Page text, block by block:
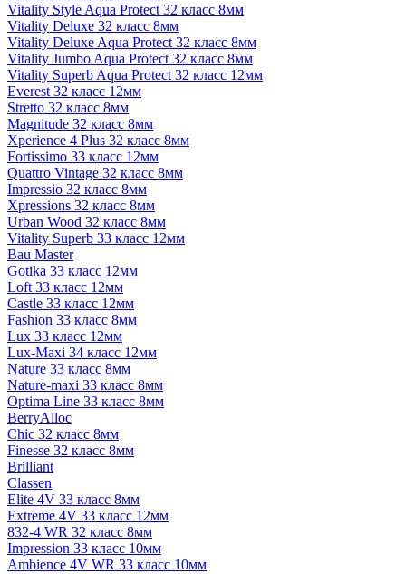
Vitality Style Aqua Protect 32 класс 8мм
Vitality Deluxe 32 класс 8мм
Vitality Deluxe Aqua Protect 32 класс 8мм
Vitality Jumbo Aqua Protect 32 класс 8мм
Vitality Superb Aqua Protect 32 класс 12мм
Everest 32 класс 12мм
Stretto 32 класс 8мм
Magnitude 32 класс 8мм
Xperience 4 Plus 32 класс 8мм
Fortissimo 33 класс 12мм
Quattro Vintage 32 класс 8мм
Impressio 32 класс 8мм
Xpressions 32 класс 8мм
Urban Wood 32 класс 8мм
Vitality Superb 33 класс 12мм
Bau Master
Gotika 33 класс 12мм
Loft 33 класс 12мм
Castle 33 класс 12мм
Fashion 33 класс 8мм
Lux 33 класс 12мм
Lux-Maxi 34 класс 12мм
Nature 33 класс 8мм
Nature-maxi 33 класс 8мм
Optima Line 33 класс 8мм
BerryAlloc
Chic 32 класс 8мм
Finesse 32 класс 8мм
Brilliant
Classen
Elite 4V 33 класс 8мм
Extreme 4V 33 класс 12мм
832-4 WR 32 класс 8мм
Impression 33 класс 10мм
Ambience 4V WR 33 класс 10мм